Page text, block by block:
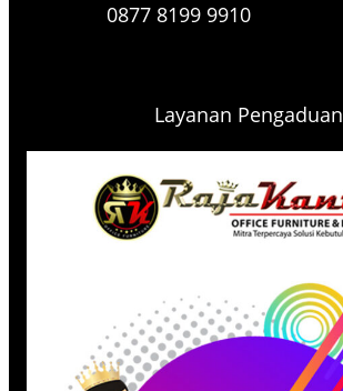
0877 8199 9910
Layanan Pengaduan